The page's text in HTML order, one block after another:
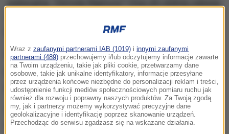
W rozmowie z reporterem RMF FM Kubą Kaługą
przekonuje również:Nazwa brzmi groźnie, ale bieg
jest naprawdę dla każdego!
Zaplanowana na 20 i 21 lipca "Zemsta Neptuna"
startuje dwa tygodnie po rozegranych właśnie w
Wraz z zaufanymi partnerami IAB (1019) i innymi zaufanymi
partnerami (489) przechowujemy i/lub odczytujemy informacje zawarte
na Twoim urządzeniu, takie jak pliki cookie, przetwarzamy dane
osobowe, takie jak unikalne identyfikatory, informacje przesyłane
przez urządzenia końcowe niezbędne do personalizacji reklam i treści,
udostępnienie funkcji mediów społecznościowych pomiaru ruchu jak
również dla rozwoju i poprawny naszych produktów. Za Twoją zgodą
my, jak i partnerzy możemy wykorzystywać precyzyjne dane
geolokalizacyjne i identyfikację poprzez skanowanie urządzeń.
Przechodząc do serwisu zgadzasz się na wskazane działania.